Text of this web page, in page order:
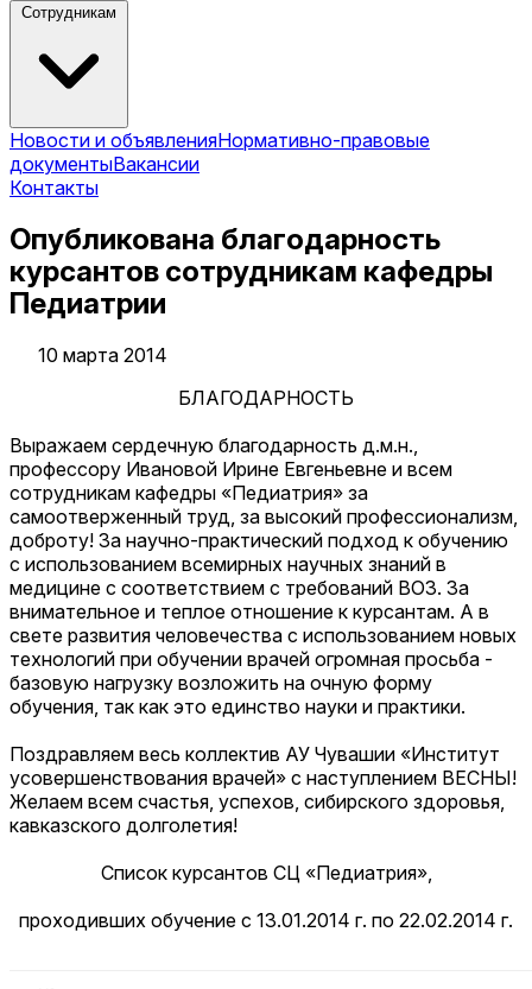
Сотрудникам
Новости и объявленияНормативно-правовые
документыВакансии
Контакты
Опубликована благодарность
курсантов сотрудникам кафедры
Педиатрии
10 марта 2014
БЛАГОДАРНОСТЬ
Выражаем сердечную благодарность д.м.н.,
профессору Ивановой Ирине Евгеньевне и всем
сотрудникам кафедры «Педиатрия» за
самоотверженный труд, за высокий профессионализм,
доброту! За научно-практический подход к обучению
с использованием всемирных научных знаний в
медицине с соответствием с требований ВОЗ. За
внимательное и теплое отношение к курсантам. А в
свете развития человечества с использованием новых
технологий при обучении врачей огромная просьба -
базовую нагрузку возложить на очную форму
обучения, так как это единство науки и практики.
Поздравляем весь коллектив АУ Чувашии «Институт
усовершенствования врачей» с наступлением ВЕСНЫ!
Желаем всем счастья, успехов, сибирского здоровья,
кавказского долголетия!
Список курсантов СЦ «Педиатрия»,
проходивших обучение с 13.01.2014 г. по 22.02.2014 г.